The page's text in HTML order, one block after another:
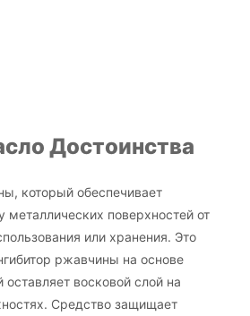
Достоинства
который обеспечивает
поверхностей от
или хранения. Это
ржавчины на основе
оставляет восковой слой на
Средство защищает